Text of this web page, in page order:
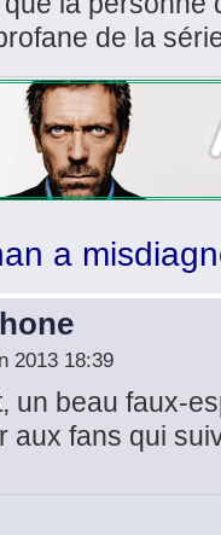
de la
a
2013 18:39
un beau faux-
aux fans qui